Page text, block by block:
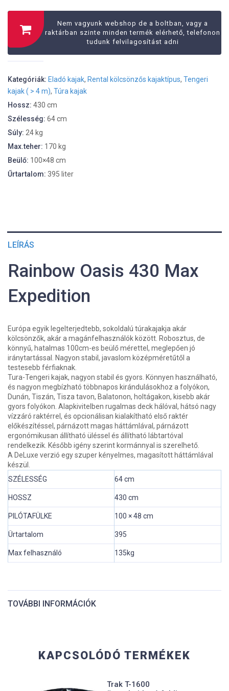
380.000 Ft.
350.000 Ft.
Nem vagyunk webshop de a boltban, vagy a
raktárban szinte minden termék elérhető, telefonon
tudunk felvilagosítást adni
Kategóriák: Eladó kajak, Rental kölcsönzős kajaktípus, Tengeri
kajak ( > 4 m), Túra kajak
Hossz: 430 cm
Szélesség: 64 cm
Súly: 24 kg
Max.teher: 170 kg
Beülő: 100×48 cm
Űrtartalom: 395 liter
LEÍRÁS
Rainbow Oasis 430 Max
Expedition
Európa egyik legelterjedtebb, sokoldalú túrakajakja akár
kölcsönzők, akár a magánfelhasználók között. Robosztus, de
könnyű, hatalmas 100cm-es beülő mérettel, meglepően jó
iránytartással. Nagyon stabil, javaslom középméretűtől a
testesebb férfiaknak.
Tura-Tengeri kajak, nagyon stabil és gyors. Könnyen használható,
és nagyon megbízható többnapos kirándulásokhoz a folyókon,
Dunán, Tiszán, Tisza tavon, Balatonon, holtágakon, kisebb akár
gyors folyókon. Alapkivitelben rugalmas deck hálóval, hátsó nagy
vízzáró raktérrel, és opcionálisan kialakítható első raktér
előkészítéssel, párnázott magas háttámlával, párnázott
ergonómikusan állítható üléssel és állítható lábtartóval
rendelkezik. Később igény szerint kormánnyal is szerelhető.
A DeLuxe verzió egy szuper kényelmes, magasított háttámlával
készül.
SZÉLESSÉG
64 cm
HOSSZ 430 cm
PILÓTAFÜLKE 100 × 48 cm
Ürtartalom 395
Max felhasználó 135kg
TOVÁBBI INFORMÁCIÓK
Szélesség:KAPCSOLÓDÓ TERMÉKEK
Trak T-1600